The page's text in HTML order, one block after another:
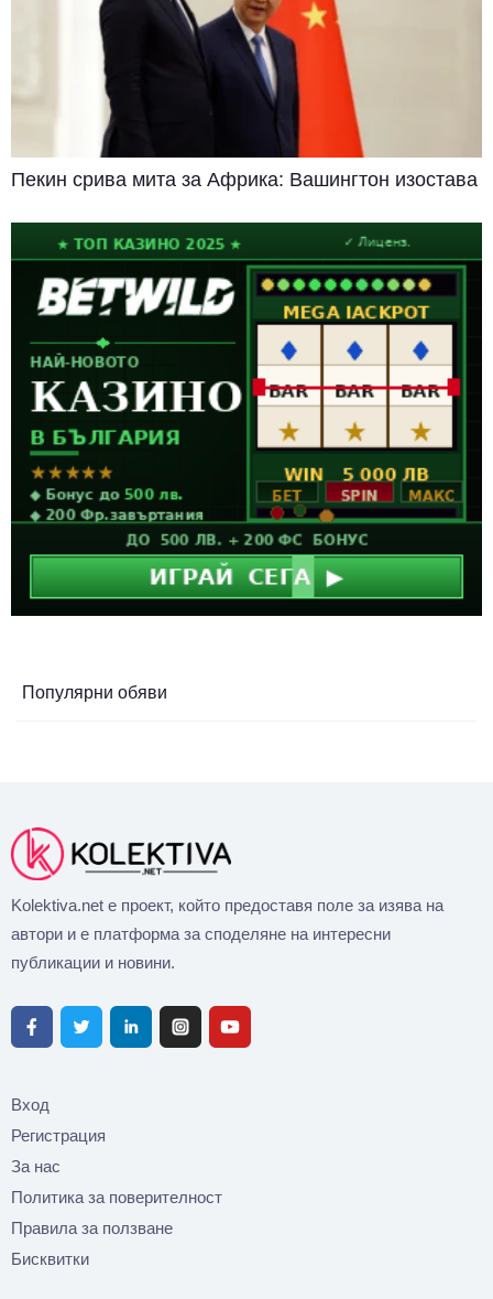
Пекин срива мита за Африка: Вашингтон изостава
Популярни обяви
Kolektiva.net е проект, който предоставя поле за изява на
автори и е платформа за споделяне на интересни
публикации и новини.
Вход
Регистрация
За нас
Политика за поверителност
Правила за ползване
Бисквитки